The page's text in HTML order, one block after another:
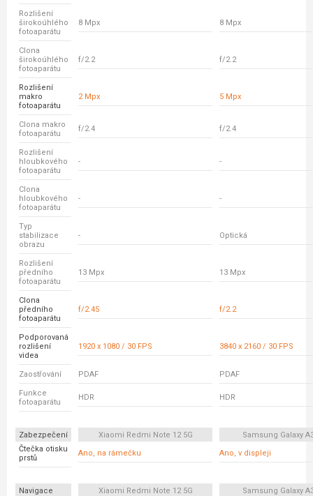
Rozlišení
širokoúhlého
fotoaparátu
8 Mpx 8 Mpx
Clona
širokoúhlého
fotoaparátu
f/2.2 f/2.2
Rozlišení
makro
fotoaparátu
2 Mpx 5 Mpx
Clona makro
fotoaparátu
f/2.4 f/2.4
Rozlišení
hloubkového
fotoaparátu
- -
Clona
hloubkového
fotoaparátu
- -
Typ
stabilizace
obrazu
- Optická
Rozlišení
předního
fotoaparátu
13 Mpx 13 Mpx
Clona
předního
fotoaparátu
f/2.45 f/2.2
Podporovaná
rozlišení
videa
1920 x 1080 / 30 FPS 3840 x 2160 / 30 FPS
Zaostřování PDAF PDAF
Funkce
fotoaparátu
HDR HDR
Zabezpečení Xiaomi Redmi Note 12 5G
Samsung Galaxy
Čtečka otisku
prstů
Ano, na rámečku Ano, v displeji
Navigace Xiaomi Redmi Note 12 5G Samsung Galaxy